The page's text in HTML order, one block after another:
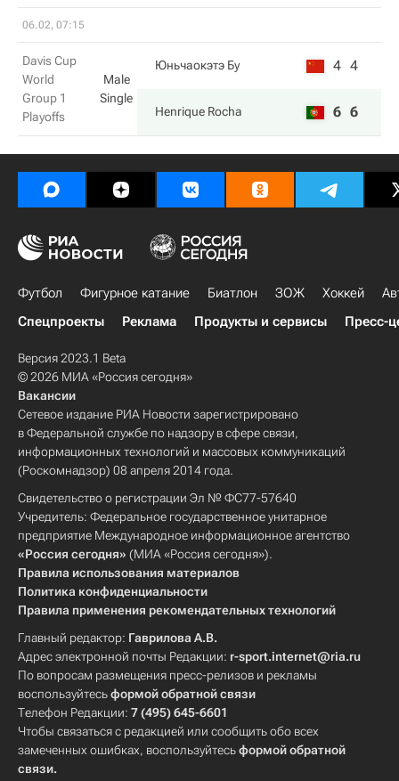
06.02, 07:15
Davis Cup
World
Group 1
Playoffs
Male
Single
Юньчаокэтэ Бу 4 4
Henrique Rocha 6 6
Футбол Фигурное катание Биатлон ЗОЖ Хоккей
Спецпроекты
Реклама Продукты и сервисы Пресс-
Версия 2023.1 Beta
© 2026 МИА «Россия сегодня»
Вакансии
Сетевое издание РИА Новости зарегистрировано
в Федеральной службе по надзору в сфере связи,
информационных технологий и массовых коммуникаций
(Роскомнадзор) 08 апреля 2014 года.
Свидетельство о регистрации Эл № ФС77-57640
Учредитель: Федеральное государственное унитарное
предприятие Международное информационное агентство
«Россия сегодня» (МИА «Россия сегодня»).
Правила использования материалов
Политика конфиденциальности
Правила применения рекомендательных технологий
Главный редактор: Гаврилова А.В.
Адрес электронной почты Редакции: r-sport.internet@ria.ru
По вопросам размещения пресс-релизов и рекламы
воспользуйтесьформой обратной связи
Телефон Редакции: 7 (495) 645-6601
Чтобы связаться с редакцией или сообщить обо всех
замеченных ошибках, воспользуйтесьформой обратной
связи.